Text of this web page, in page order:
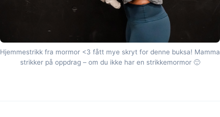
Hjemmestrikk fra mormor <3 fått mye skryt for denne buksa! Mamma
strikker på oppdrag – om du ikke har en strikkemormor 🙂